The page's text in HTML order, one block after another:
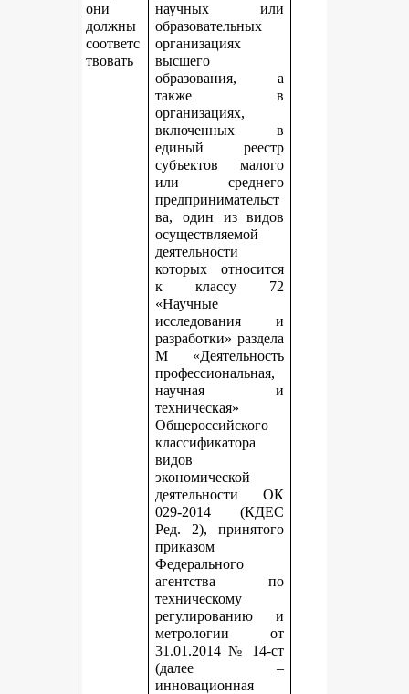
они
должны
соответс
твовать
научных или
образовательных
организациях
высшего
образования, а
также в
организациях,
включенных в
единый реестр
субъектов малого
или среднего
предпринимательст
ва, один из видов
осуществляемой
деятельности
которых относится
к классу 72
«Научные
исследования и
разработки» раздела
М «Деятельность
профессиональная,
научная и
техническая»
Общероссийского
классификатора
видов
экономической
деятельности ОК
029-2014 (КДЕС
Ред. 2), принятого
приказом
Федерального
агентства по
техническому
регулированию и
метрологии от
31.01.2014 № 14-ст
(далее –
инновационная